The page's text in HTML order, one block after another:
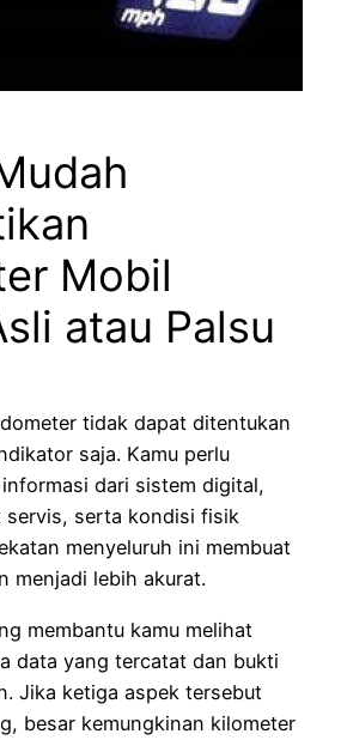
Mobil
atau Palsu
tidak dapat ditentukan
saja. Kamu perlu
dari sistem digital,
servis, serta kondisi fisik
menyeluruh ini membuat
menjadi lebih akurat.
membantu kamu melihat
data yang tercatat dan bukti
Jika ketiga aspek tersebut
besar kemungkinan kilometer